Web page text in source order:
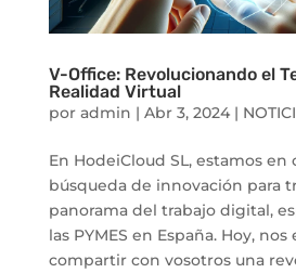
V-Office: Revolucionando el
Realidad Virtual
por admin | Abr 3, 2024|
En HodeiCloud SL, estamos en
búsqueda de innovación para
panorama del trabajo digital,
las PYMES en España. Hoy,
compartir con vosotros una